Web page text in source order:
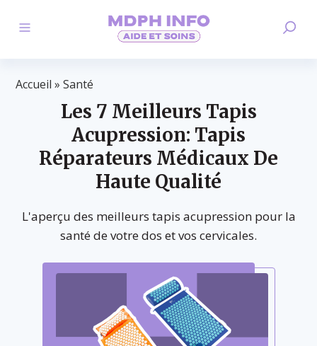
Accueil » Santé
Les 7 Meilleurs Tapis
Acupression: Tapis
Réparateurs Médicaux De
Haute Qualité
L'aperçu des meilleurs tapis acupression pour la
santé de votre dos et vos cervicales.